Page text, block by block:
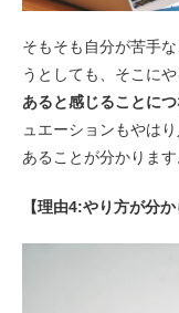
そもそも自分が苦手
うとしても、そこに
あると感じることに
ュエーションもやは
あることが分かります
【理由4:やり方が分か